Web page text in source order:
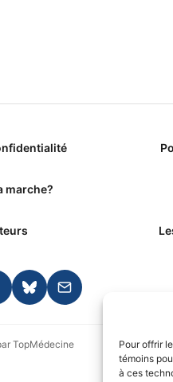
Pour offrir
témoins
à ces
marche?
TopMédecine